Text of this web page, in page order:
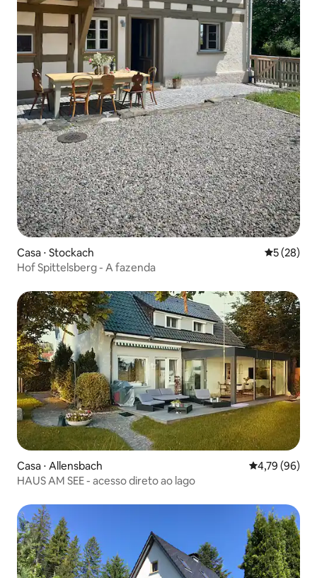
Casa ⋅ Stockach 5 de uma
5 (28)
Hof Spittelsberg - A fazenda
Casa ⋅ Allensbach 4,79 de uma
4,79 (96)
HAUS AM SEE - acesso direto ao lago